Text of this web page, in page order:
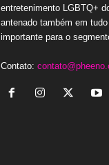
entretenimento LGBTQ+
antenado também em
importante para o
Contato: